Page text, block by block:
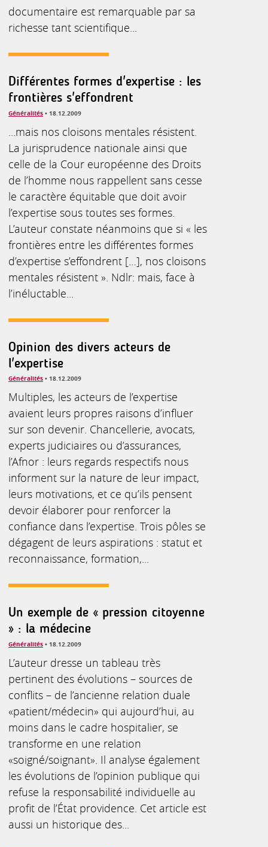
documentaire est remarquable par sa
richesse tant scientifique...
Différentes formes d'expertise : les
frontières s'effondrent
Généralités • 18.12.2009
...mais nos cloisons mentales résistent.
La jurisprudence nationale ainsi que
celle de la Cour européenne des Droits
de l’homme nous rappellent sans cesse
le caractère équitable que doit avoir
l’expertise sous toutes ses formes.
L’auteur constate néanmoins que si « les
frontières entre les différentes formes
d’expertise s’effondrent […], nos cloisons
mentales résistent ». Ndlr: mais, face à
l’inéluctable...
Opinion des divers acteurs de
l'expertise
Généralités • 18.12.2009
Multiples, les acteurs de l’expertise
avaient leurs propres raisons d’influer
sur son devenir. Chancellerie, avocats,
experts judiciaires ou d’assurances,
l’Afnor : leurs regards respectifs nous
informent sur la nature de leur impact,
leurs motivations, et ce qu’ils pensent
devoir élaborer pour renforcer la
confiance dans l’expertise. Trois pôles se
dégagent de leurs aspirations : statut et
reconnaissance, formation,...
Un exemple de « pression citoyenne
» : la médecine
Généralités • 18.12.2009
L’auteur dresse un tableau très
pertinent des évolutions – sources de
conflits – de l’ancienne relation duale
«patient/médecin» qui aujourd’hui, au
moins dans le cadre hospitalier, se
transforme en une relation
«soigné/soignant». Il analyse également
les évolutions de l’opinion publique qui
refuse la responsabilité individuelle au
profit de l’État providence. Cet article est
aussi un historique des...